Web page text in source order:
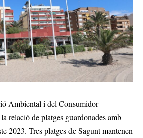
Ambiental i del Consumidor
relació de platges guardonades amb
2023. Tres platges de Sagunt mantenen